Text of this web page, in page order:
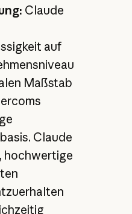
Claude
auf
Maßstab
Claude
hochwertige